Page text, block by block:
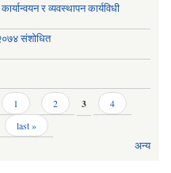
र व्यवस्थापन कार्यविधी
संशोधित
1 2 3
4
last »
अन्य